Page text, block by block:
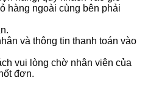
hàng ngoài cùng bên phải
và thông tin thanh toán vào
vui lòng chờ nhân viên của
đơn.